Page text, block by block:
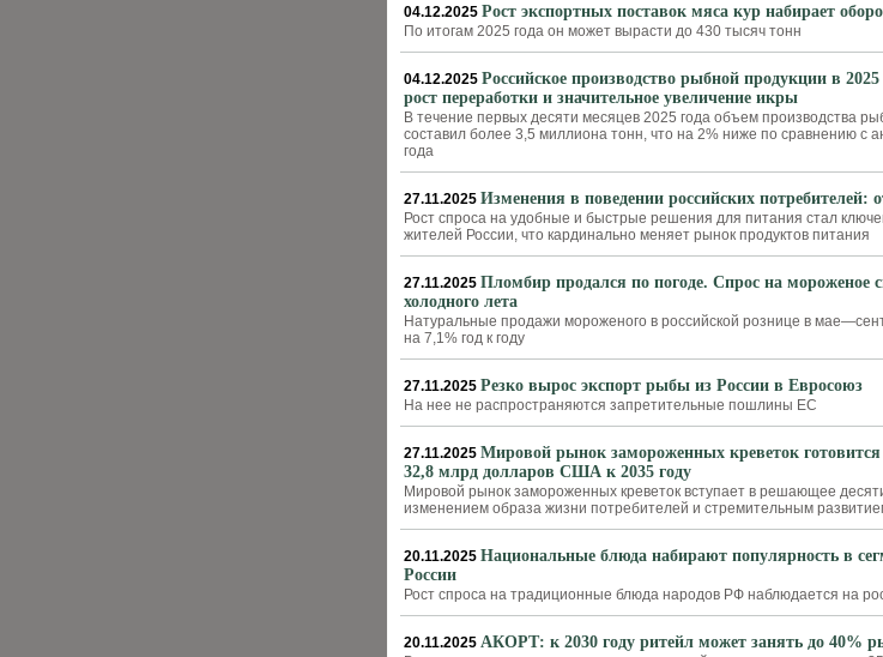
04.12.2025 Рост экспортных поставок мяса кур набирает
По итогам 2025 года он может вырасти до 430 тысяч тонн
04.12.2025 Российское производство рыбной продукции в
рост переработки и значительное увеличение икры
В течение первых десяти месяцев 2025 года объем производства
составил более 3,5 миллиона тонн, что на 2% ниже по сравнению с
года
27.11.2025 Изменения в поведении российских потребителей:
Рост спроса на удобные и быстрые решения для питания стал
жителей России, что кардинально меняет рынок продуктов питания
27.11.2025 Пломбир продался по погоде. Спрос на мороженое
холодного лета
Натуральные продажи мороженого в российской рознице в
на 7,1% год к году
27.11.2025 Резко вырос экспорт рыбы из России в Евросоюз
На нее не распространяются запретительные пошлины ЕС
27.11.2025 Мировой рынок замороженных креветок
32,8 млрд долларов США к 2035 году
Мировой рынок замороженных креветок вступает в решающее
изменением образа жизни потребителей и стремительным
20.11.2025 Национальные блюда набирают популярность в
России
Рост спроса на традиционные блюда народов РФ наблюдается на
20.11.2025 АКОРТ: к 2030 году ритейл может занять до 40%